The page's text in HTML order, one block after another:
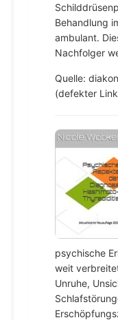
Behandlung
ambulant.
Nachfolger
Quelle:
(defekter
psychische
weit
Unruhe,